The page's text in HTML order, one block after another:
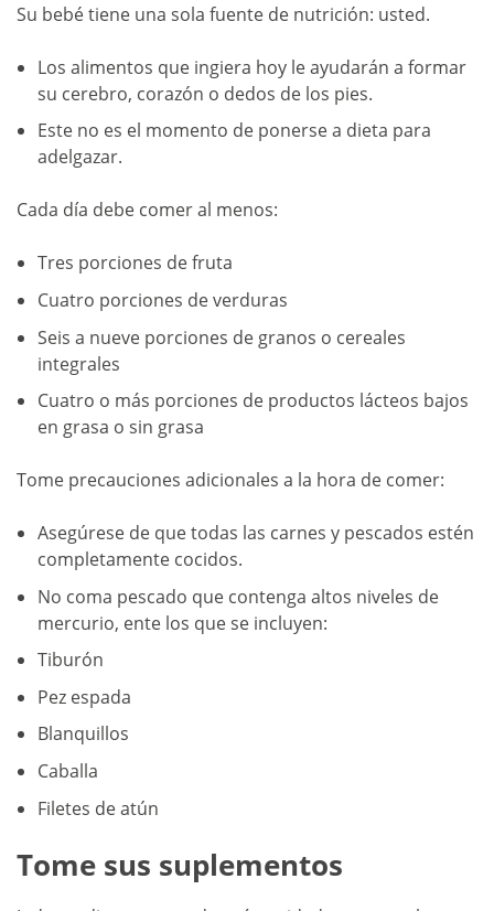
Su bebé tiene una sola fuente de nutrición: usted.
Los alimentos que ingiera hoy le ayudarán a formar
su cerebro, corazón o dedos de los pies.
Este no es el momento de ponerse a dieta para
adelgazar.
Cada día debe comer al menos:
Tres porciones de fruta
Cuatro porciones de verduras
Seis a nueve porciones de granos o cereales
integrales
Cuatro o más porciones de productos lácteos bajos
en grasa o sin grasa
Tome precauciones adicionales a la hora de comer:
Asegúrese de que todas las carnes y pescados estén
completamente cocidos.
No coma pescado que contenga altos niveles de
mercurio, ente los que se incluyen:
Tiburón
Pez espada
Blanquillos
Caballa
Filetes de atún
Tome sus suplementos